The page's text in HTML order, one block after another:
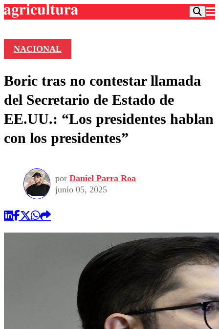
Frecuencias
Agricultura TV
Deportes
Colo Colo
Motor
Torneo Internacional
Torneo Nacional
Entretención
Noticias
Internacional
Nacional
Vida Social
Programas
Comercial
NACIONAL
Boric tras no contestar llamada
del Secretario de Estado de
EE.UU.: “Los presidentes hablan
con los presidentes”
por Daniel Parra Roa
junio 05, 2025